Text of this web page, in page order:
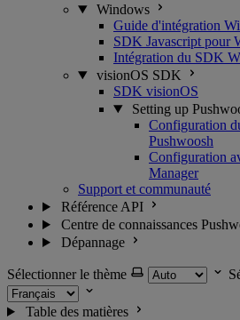
Windows
Guide d'intégration
SDK Javascript pour
Intégration du SDK
visionOS SDK
SDK visionOS
Setting up
Configuration
Pushwoosh
Configuration
Manager
Support et communauté
Référence API
Centre de connaissances
Dépannage
Sélectionner le thème
Table des matières